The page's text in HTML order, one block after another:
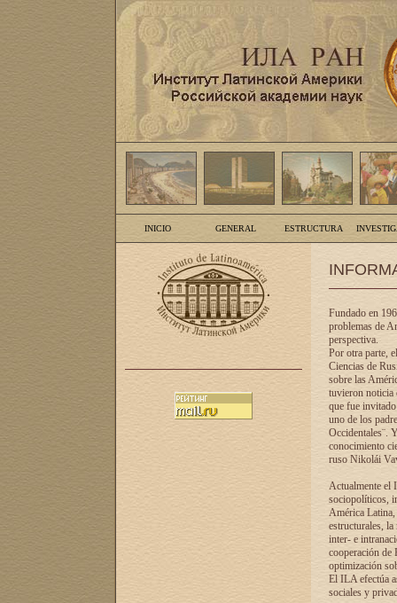
INICIO GENERAL ESTRUCTURA
Fundado en
problemas de
perspectiva.
Por otra parte,
Ciencias de
sobre las
tuvieron noticia
que fue
uno de los
Occidentales¨.
conocimiento
ruso Nikolái
Actualmente el
sociopolíticos,
América Latina,
estructurales,
inter- e
cooperación de
optimización
El ILA efectúa
sociales y